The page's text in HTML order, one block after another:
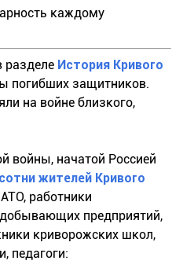
каждому
разделе История Кривого
погибших защитников.
на войне близкого,
войны, начатой Россией
жителей Кривого
работники
предприятий,
криворожских школ,
педагоги: